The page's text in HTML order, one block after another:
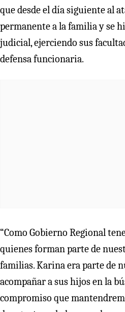
que desde el día siguiente al
permanente a la familia y se
judicial, ejerciendo sus
defensa funcionaria.
“Como Gobierno Regional
quienes forman parte de
familias. Karina era parte de
acompañar a sus hijos en la
compromiso que